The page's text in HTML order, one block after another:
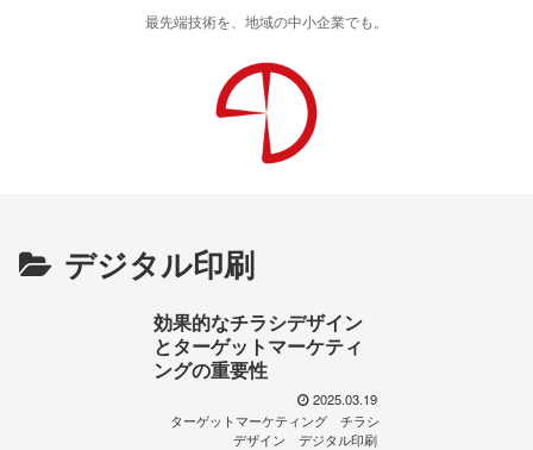
最先端技術を、地域の中小企業でも。
デジタル印刷
効果的なチラシデザイン
とターゲットマーケティ
ングの重要性
2025.03.19
ターゲットマーケティング
チラシ
デザイン
デジタル印刷